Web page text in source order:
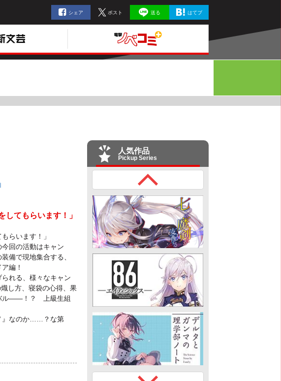
シェア ポスト 送る はてブ
てもらいます！」
もらいます！」
回の活動はキャン
備で現地集合する、
編！
れる、様々なキャン
し方、寝袋の心得、果
ル――！？ 上級生組
』なのか……？な第
人気作品
Pickup Series